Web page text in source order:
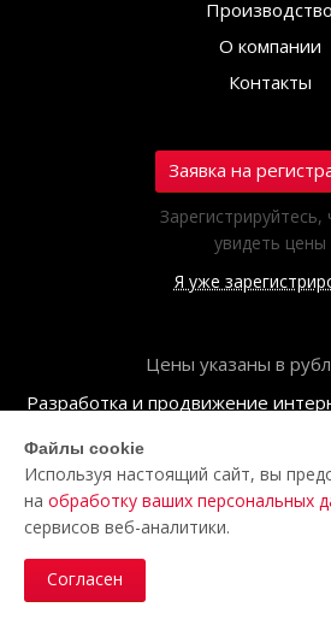
Производство
О компании
Контакты
Заявка на
увидеть цены
Я уже
Цены указаны в
Разработка и продвижение
© ООО «Полар
Пользовательское
Политика обработки
Файлы cookie
Используя настоящий сайт, вы
на обработку ваших персональных
сервисов веб-аналитики.
Согласен